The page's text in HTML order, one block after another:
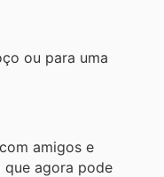
ou para uma
amigos e
que agora pode